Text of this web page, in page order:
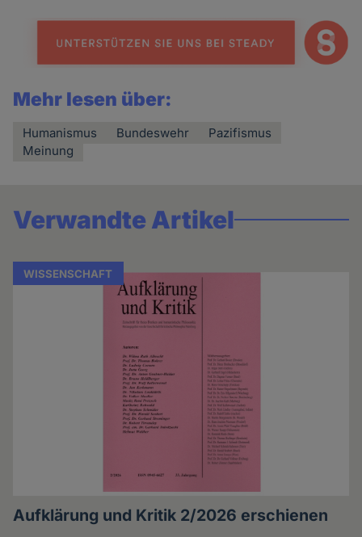
Mehr lesen über:
Humanismus Bundeswehr
Pazifismus
Meinung
Verwandte Artikel
WISSENSCHAFT
Aufklärung und Kritik 2/2026 erschienen